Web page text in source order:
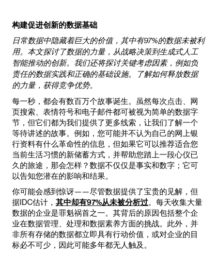
构建促进创新的数据基础
日常数据中隐藏着巨大的价值，其中有97%的数据未被利
用。本文探讨了数据的力量，从战略决策到生成式人工
智能推动的创新。我们还将探讨关键考虑因素，例如负
责任的数据实践和正确的基础设施。了解如何释放数据
的力量，获得竞争优势。
每一秒，都会有数百万个故事诞生。虽然每次点击、网
页搜索、表情符号和电子邮件都可被视为简单的数据字
节，但它们都为我们提供了更多线索，让我们了解一个
等待讲述的故事。例如，您可能并不认为自己的网上银
行资料有什么革命性的信息，但如果它可以推荐适合您
当前生活习惯的新储蓄方式，并帮助您踏上一段心仪已
久的旅途，那会怎样？数据不仅仅是事实和数字；它可
以告知您潜在的影响和结果。
你可能会感到惊讶——尽管数据提供了宝贵的见解，但
据IDC估计， 其中却有97%从未被分析过。每天收集大量
数据的企业是罪魁祸首之一。其背后的原因包括整个企
业在数据管理、处理和数据素养方面的挑战。此外，并
非所有存储的数据都立即具有行动价值，或对企业的目
标必不可少，因此可能多年都无人触及。